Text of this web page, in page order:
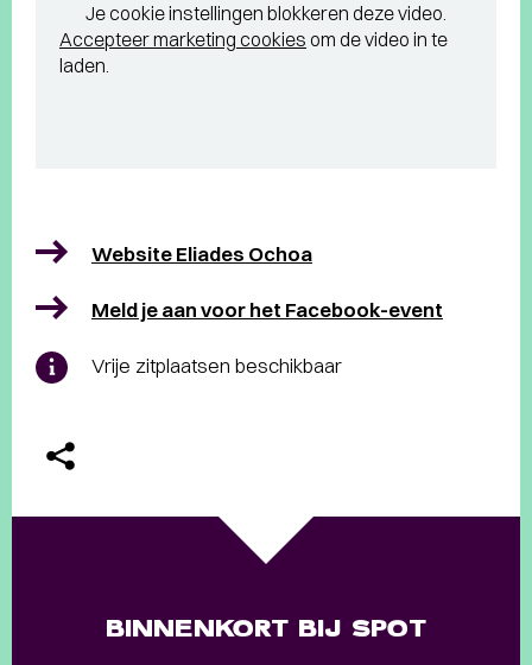
Je cookie instellingen blokkeren deze video.
Accepteer marketing cookies om de video in te
laden.
Website Eliades Ochoa
Meld je aan voor het Facebook-event
Vrije zitplaatsen beschikbaar
BINNENKORT BIJ SPOT